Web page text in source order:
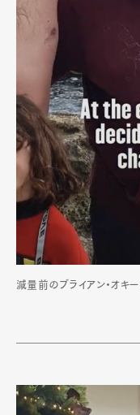
Official
Pen
減量前のブライアン・オ